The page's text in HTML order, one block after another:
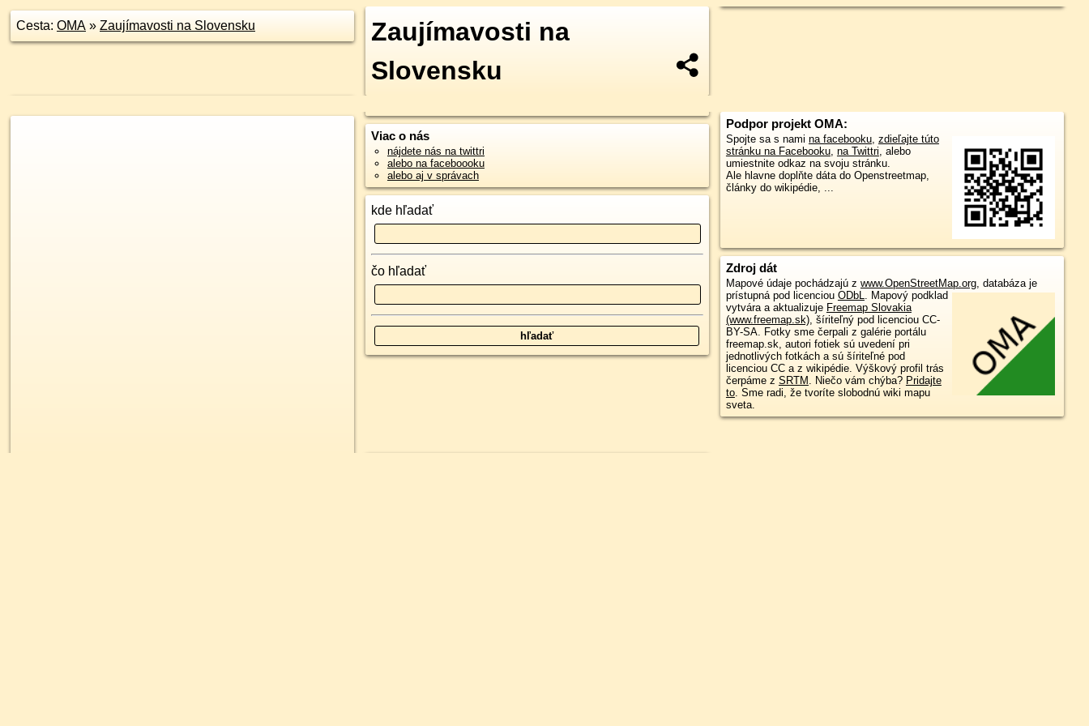
Cesta: OMA » Zaujímavosti na Slovensku
Zaujímavosti na
Slovensku
Viac o nás
nájdete nás na twittri
alebo na faceboooku
alebo aj v správach
kde hľadať
čo hľadať
Podpor projekt OMA:
Spojte sa s nami na facebooku, zdieľajte túto
stránku na Facebooku, na Twittri, alebo
umiestnite odkaz na svoju stránku.
Ale hlavne doplňte dáta do Openstreetmap,
články do wikipédie, ...
Zdroj dát
Mapové údaje pochádzajú z www.OpenStreetMap.org, databáza je
prístupná pod licenciou ODbL. Mapový podklad
vytvára a aktualizuje Freemap Slovakia
(www.freemap.sk), šíriteľný pod licenciou CC-
BY-SA. Fotky sme čerpali z galérie portálu
freemap.sk, autori fotiek sú uvedení pri
jednotlivých fotkách a sú šíriteľné pod
licenciou CC a z wikipédie. Výškový profil trás
čerpáme z SRTM . Niečo vám chýba? Pridajte
to. Sme radi, že tvoríte slobodnú wiki mapu
sveta.